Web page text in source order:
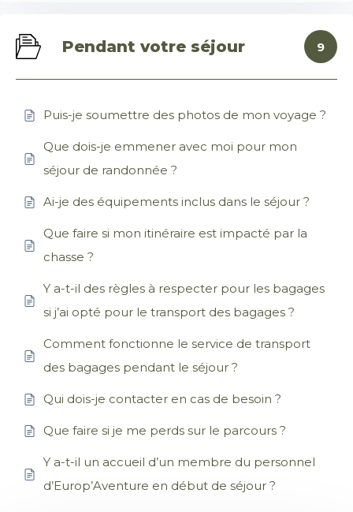
Pendant votre séjour 9
Puis-je soumettre des photos de mon voyage ?
Que dois-je emmener avec moi pour mon
séjour de randonnée ?
Ai-je des équipements inclus dans le séjour ?
Que faire si mon itinéraire est impacté par la
chasse ?
Y a-t-il des règles à respecter pour les bagages
si j’ai opté pour le transport des bagages ?
Comment fonctionne le service de transport
des bagages pendant le séjour ?
Qui dois-je contacter en cas de besoin ?
Que faire si je me perds sur le parcours ?
Y a-t-il un accueil d’un membre du personnel
d’Europ’Aventure en début de séjour ?